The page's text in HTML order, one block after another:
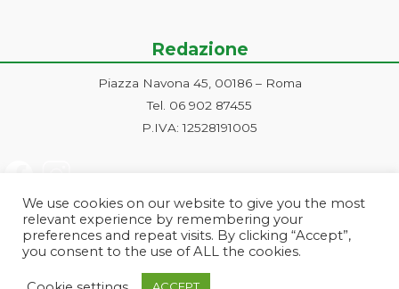
Redazione
Piazza Navona 45, 00186 – Roma
Tel. 06 902 87455
P.IVA: 12528191005
We use cookies on our website to give you the most
relevant experience by remembering your
preferences and repeat visits. By clicking “Accept”,
you consent to the use of ALL the cookies.